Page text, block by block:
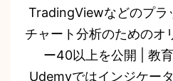
TradingViewなどのプラ
チャート分析のためのオ
ー40以上を公開 | 教
Udemyではインジケー